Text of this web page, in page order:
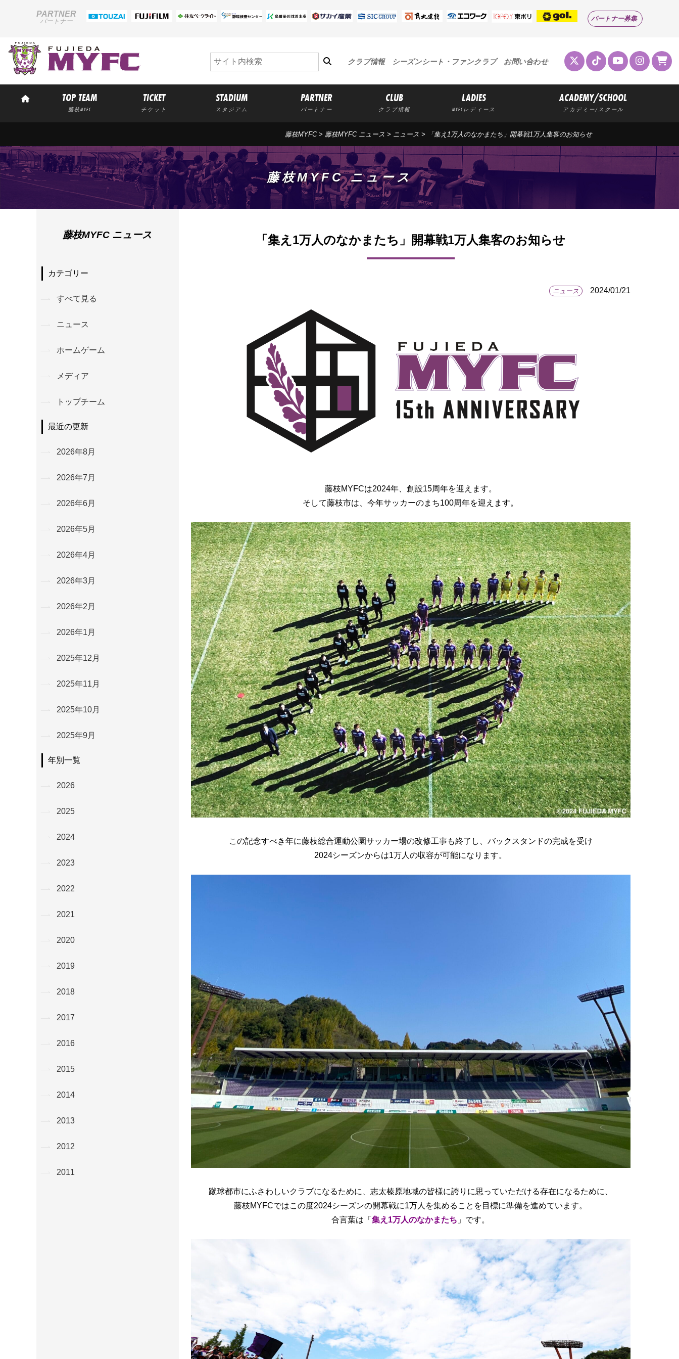
PARTNER
パートナー パートナー募集
クラブ情報 シーズンシート・ファンクラブ お問い合わせ
TOP TEAM
藤枝MYFC
TICKET
チケット
STADIUM
スタジアム
PARTNER
パートナー
CLUB
クラブ情報
LADIES
MYFCレディース
ACADEMY/SCHOOL
アカデミー/スクール
藤枝MYFC> 藤枝MYFC ニュース > ニュース > 「集え1万人のなかまたち」開幕戦1万人集客のお知らせ
藤枝MYFC ニュース
「集え1万人のなかまたち」開幕戦1万人集客のお知らせ
ニュース 2024/01/21
藤枝MYFCは2024年、創設15周年を迎えます。
そして藤枝市は、今年サッカーのまち100周年を迎えます。
この記念すべき年に藤枝総合運動公園サッカー場の改修工事も終了し、バックスタンドの完成を受け
2024シーズンからは1万人の収容が可能になります。
蹴球都市にふさわしいクラブになるために、志太榛原地域の皆様に誇りに思っていただける存在になるために、
藤枝MYFCではこの度2024シーズンの開幕戦に1万人を集めることを目標に準備を進めています。
合言葉は「集え1万人のなかまたち 」です。
藤枝MYFC ニュース
カテゴリー
すべて見る
ニュース
ホームゲーム
メディア
トップチーム
最近の更新
2026年8月
2026年7月
2026年6月
2026年5月
2026年4月
2026年3月
2026年2月
2026年1月
2025年12月
2025年11月
2025年10月
2025年9月
年別一覧
2026
2025
2024
2023
2022
2021
2020
2019
2018
2017
2016
2015
2014
2013
2012
2011